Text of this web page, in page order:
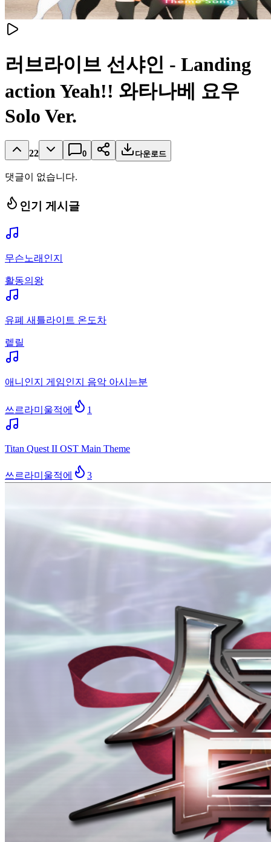
러브라이브 선샤인 - Landing
action Yeah!! 와타나베 요우
Solo Ver.
22 0 다운로드
댓글이 없습니다.
인기 게시글
무슨노래인지
활동의왕
유폐 새틀라이트 온도차
렡릴
애니인지 게임인지 음악 아시는분
쓰르라미울적에 1
Titan Quest II OST Main Theme
쓰르라미울적에 3